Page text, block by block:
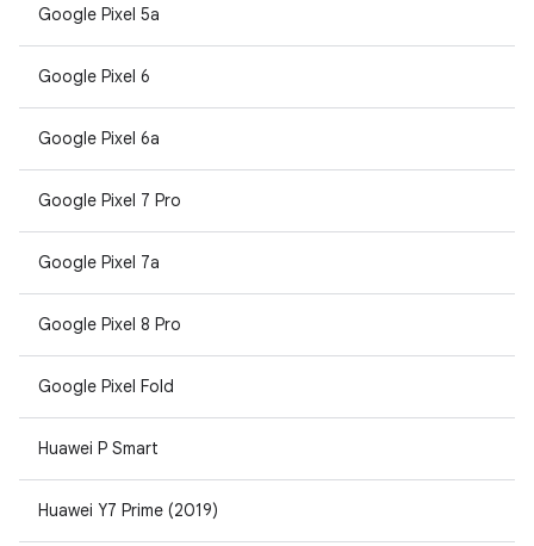
Google Pixel 5a
Google Pixel 6
Google Pixel 6a
Google Pixel 7 Pro
Google Pixel 7a
Google Pixel 8 Pro
Google Pixel Fold
Huawei P Smart
Huawei Y7 Prime (2019)